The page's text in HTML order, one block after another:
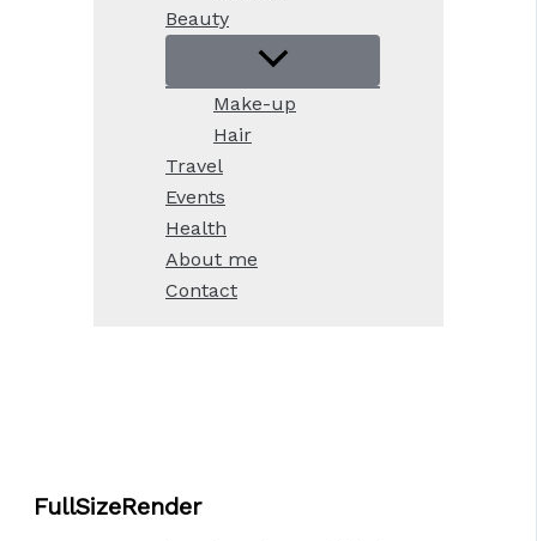
Beauty
Make-up
Hair
Travel
Events
Health
About me
Contact
FullSizeRender